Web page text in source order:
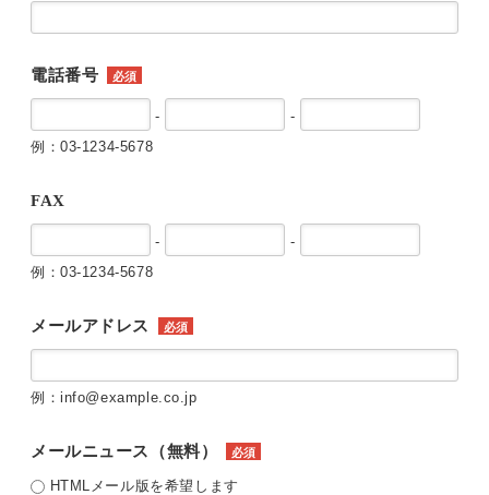
電話番号 必須
-
-
例：03-1234-5678
FAX
-
-
例：03-1234-5678
メールアドレス 必須
例：info@example.co.jp
メールニュース（無料） 必須
HTMLメール版を希望します